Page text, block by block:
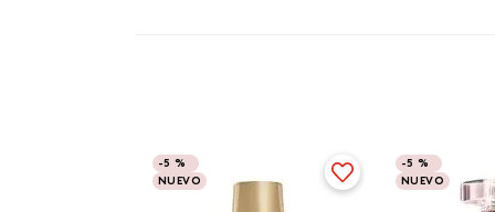
-5 %
NUEVO
-5 %
NUEVO